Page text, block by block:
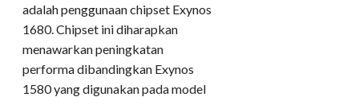
adalah penggunaan chipset Exynos
1680. Chipset ini diharapkan
menawarkan peningkatan
performa dibandingkan Exynos
1580 yang digunakan pada model